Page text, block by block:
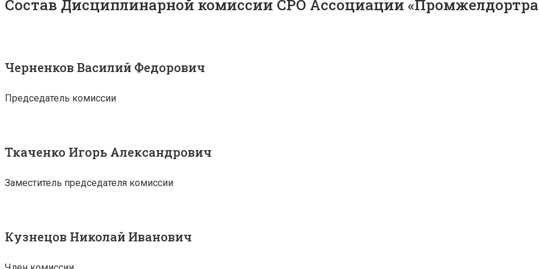
Состав Дисциплинарной комиссии СРО Ассоциации
Черненков Василий Федорович
Председатель комиссии
Ткаченко Игорь Александрович
Заместитель председателя комиссии
Кузнецов Николай Иванович